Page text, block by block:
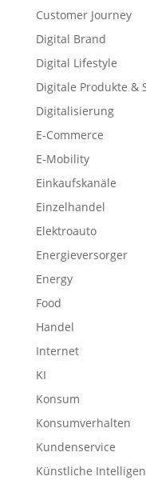
Customer Journey
Digital Brand
Digital Lifestyle
Digitale Produkte &
Digitalisierung
E-Commerce
E-Mobility
Einkaufskanäle
Einzelhandel
Elektroauto
Energieversorger
Energy
Food
Handel
Internet
KI
Konsum
Konsumverhalten
Kundenservice
Künstliche